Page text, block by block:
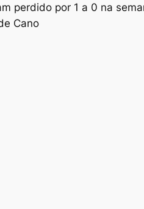
perdido por 1 a 0 na
Cano